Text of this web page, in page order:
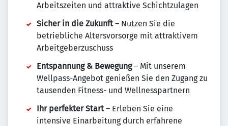
Arbeitszeiten und attraktive Schichtzulagen
Sicher in die Zukunft– Nutzen Sie die
betriebliche Altersvorsorge mit attraktivem
Arbeitgeberzuschuss
Entspannung & Bewegung– Mit unserem
Wellpass-Angebot genießen Sie den Zugang zu
tausenden Fitness- und Wellnesspartnern
Ihr perfekter Start– Erleben Sie eine
intensive Einarbeitung durch erfahrene